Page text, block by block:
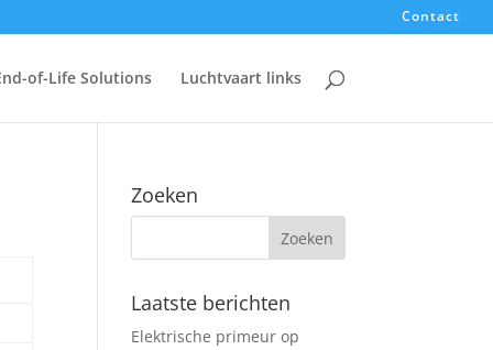
Contact
of-Life Solutions Luchtvaart links
Zoeken
Laatste berichten
Elektrische primeur op